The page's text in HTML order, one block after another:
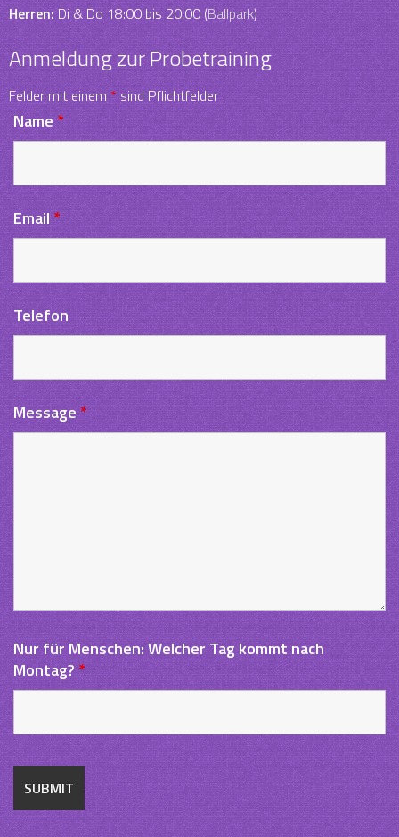
Herren: Di & Do 18:00 bis 20:00 (Ballpark)
Anmeldung zur Probetraining
Felder mit einem * sind Pflichtfelder
Name*
Email *
Telefon
Message *
Nur für Menschen: Welcher Tag kommt nach
Montag?*